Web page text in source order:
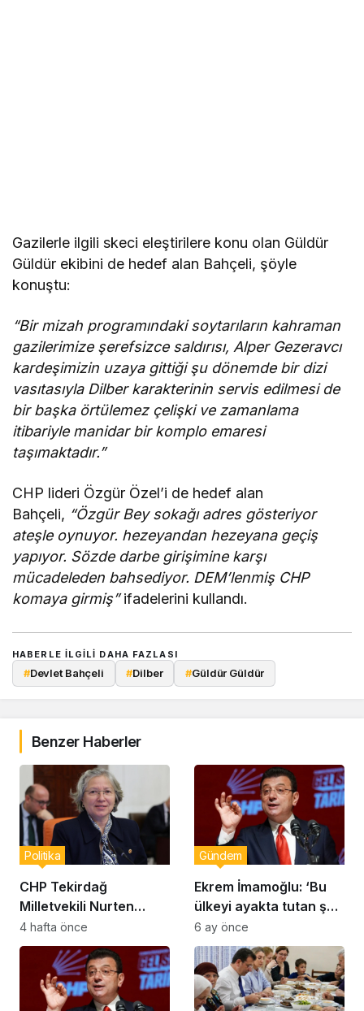
Gazilerle ilgili skeci eleştirilere konu olan Güldür
Güldür ekibini de hedef alan Bahçeli, şöyle
konuştu:
“Bir mizah programındaki soytarıların kahraman
gazilerimize şerefsizce saldırısı, Alper Gezeravcı
kardeşimizin uzaya gittiği şu dönemde bir dizi
vasıtasıyla Dilber karakterinin servis edilmesi de
bir başka örtülemez çelişki ve zamanlama
itibariyle manidar bir komplo emaresi
taşımaktadır.”
CHP lideri Özgür Özel’i de hedef alan
Bahçeli, “Özgür Bey sokağı adres gösteriyor
ateşle oynuyor. hezeyandan hezeyana geçiş
yapıyor. Sözde darbe girişimine karşı
mücadeleden bahsediyor. DEM’lenmiş CHP
komaya girmiş”ifadelerini kullandı.
HABERLE ILGILI DAHA FAZLASI
#Devlet Bahçeli #Dilber #Güldür Güldür
Benzer Haberler
CHP Tekirdağ
Milletvekili Nurten
Yontar: “Ankara’nın
Gerçekleri Perdeyle
Kapatılamaz”
Politika
4 hafta önce
Ekrem İmamoğlu: ‘Bu
ülkeyi ayakta tutan şey
korku değil; milletin
aklı, iradesi ve
inancıdır’
Gündem
6 ay önce